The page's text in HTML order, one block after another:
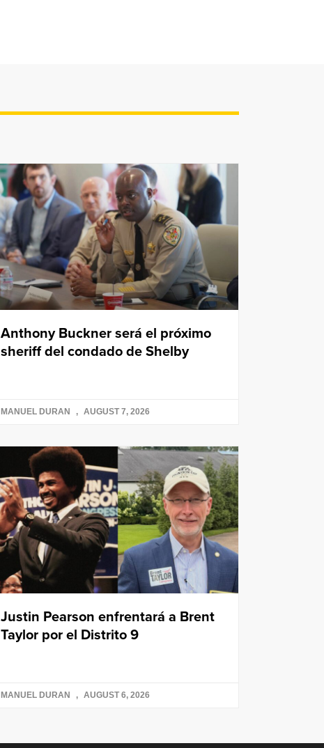
Anthony Buckner será el próximo
sheriff del condado de Shelby
MANUEL DURAN AUGUST 7, 2026
Justin Pearson enfrentará a Brent
Taylor por el Distrito 9
MANUEL DURAN AUGUST 6, 2026